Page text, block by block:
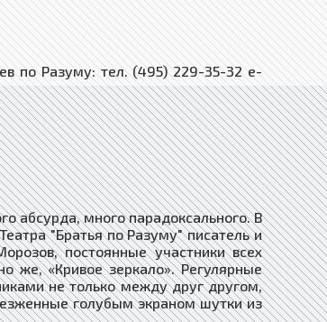
по Разуму: тел. (495) 229-35-32 e-
абсурда, много парадоксального. В
"Братья по Разуму" писатель и
постоянные участники всех
же, «Кривое зеркало». Регулярные
не только между друг другом,
голубым экраном шутки из